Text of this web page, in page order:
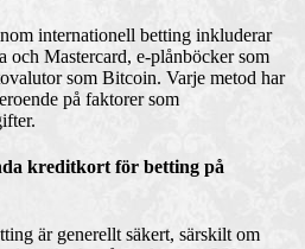
internationell betting inkluderar
och Mastercard, e-plånböcker som
som Bitcoin. Varje metod har
på faktorer som
kreditkort för betting på
är generellt säkert, särskilt om